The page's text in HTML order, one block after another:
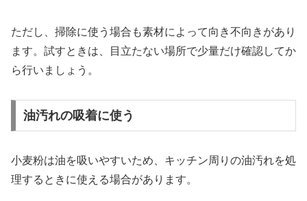
ただし、掃除に使う場合も素材によって向き不向きがあり
ます。試すときは、目立たない場所で少量だけ確認してか
ら行いましょう。
油汚れの吸着に使う
小麦粉は油を吸いやすいため、キッチン周りの油汚れを処
理するときに使える場合があります。